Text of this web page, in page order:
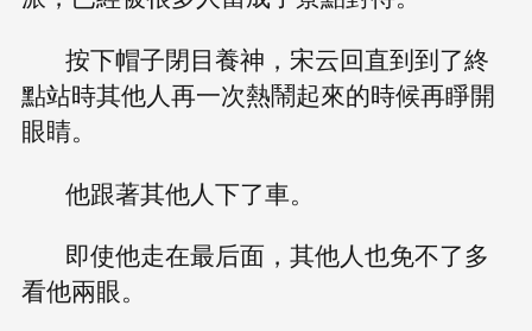
按下帽子閉目養神，宋云回直到到了終
點站時其他人再一次熱鬧起來的時候再睜開
眼睛。
他跟著其他人下了車。
即使他走在最后面，其他人也免不了多
看他兩眼。